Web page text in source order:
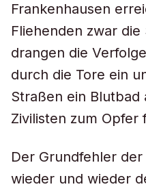
Frankenhausen
Fliehenden zwar
drangen die
durch die Tore ein
Straßen ein Blutbad
Zivilisten zum Opfer
Der Grundfehler
wieder und wieder